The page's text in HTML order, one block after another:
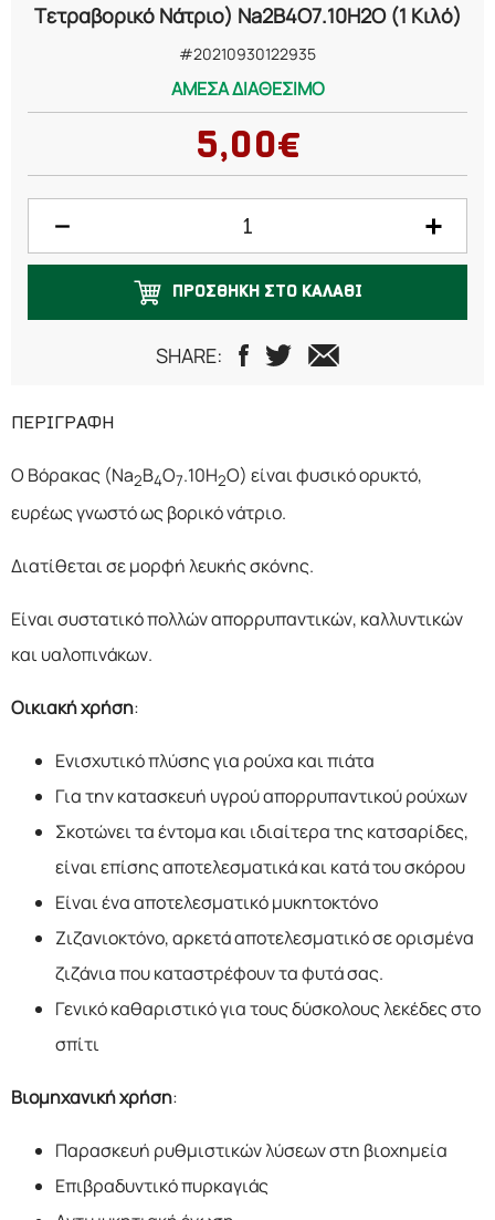
Τετραβορικό Νάτριο) Na2B4O7.10H2O (1 Κιλό)
#20210930122935
ΑΜΕΣΑ ΔΙΑΘΕΣΙΜΟ
5,00€
ΠΡΟΣΘΗΚΗ ΣΤΟ ΚΑΛΑΘΙ
SHARE:
ΠΕΡΙΓΡΑΦΗ
Ο Βόρακας (Na2B4O7.10H2O) είναι φυσικό ορυκτό,
ευρέως γνωστό ως βορικό νάτριο.
Διατίθεται σε μορφή λευκής σκόνης.
Είναι συστατικό πολλών απορρυπαντικών, καλλυντικών
και υαλοπινάκων.
Οικιακή χρήση:
Ενισχυτικό πλύσης για ρούχα και πιάτα
Για την κατασκευή υγρού απορρυπαντικού ρούχων
Σκοτώνει τα έντομα και ιδιαίτερα της κατσαρίδες,
είναι επίσης αποτελεσματικά και κατά του σκόρου
Είναι ένα αποτελεσματικό μυκητοκτόνο
Ζιζανιοκτόνο, αρκετά αποτελεσματικό σε ορισμένα
ζιζάνια που καταστρέφουν τα φυτά σας.
Γενικό καθαριστικό για τους δύσκολους λεκέδες στο
σπίτι
Βιομηχανική χρήση:
Παρασκευή ρυθμιστικών λύσεων στη βιοχημεία
Eπιβραδυντικό πυρκαγιάς